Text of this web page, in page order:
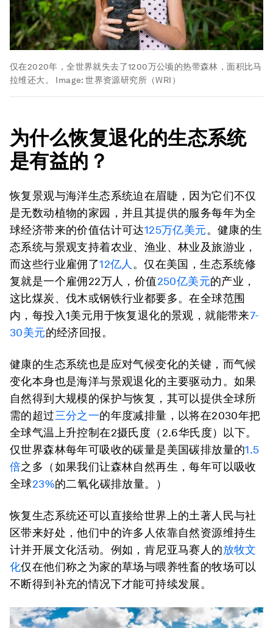
仅在2020年，全世界就失去了1200万公顷的热带森林，面积比马
拉维还大。
Image:世界资源研究所（WRI）
为什么恢复退化的生态系统
是有益的？
恢复景观与海洋生态系统迫在眉睫，因为它们不仅
是无数动植物的家园，并且其提供的服务每年为全
球经济带来的价值估计可达125万亿美元。健康的生
态系统与景观支持着农业、渔业、林业及旅游业，
而这些行业雇佣了12亿人 。仅在美国，生态系统修
复就是一个雇佣22万人，价值250亿美元的产业，
这比煤炭、伐木或钢铁行业都要多。在全球范围
内，每投入1美元用于恢复退化的景观，就能带来7-
30美元的经济回报。
健康的生态系统也是应对气候变化的关键，而气候
变化本身也是海洋与景观退化的主要驱动力。如果
自然得到大规模的保护与恢复，其可以提供全球所
需的超过三分之一的年度减排量，以将在2030年把
全球气温上升控制在2摄氏度（2.6华氏度）以下。
仅世界森林每年可吸收的碳量是美国碳排放量的1.5
倍之多（如果我们让森林自然再生，每年可以吸收
全球23%的二氧化碳排放量。）
恢复生态系统还可以直接给世界上的土著人民与社
区带来好处，他们中的许多人依靠自然资源维持生
计并开展文化活动。例如，肯尼亚马赛人的放牧文
化仅在他们称之为家的草场与喂养牲畜的牧场可以
不断得到补充的情况下才能可持续发展。